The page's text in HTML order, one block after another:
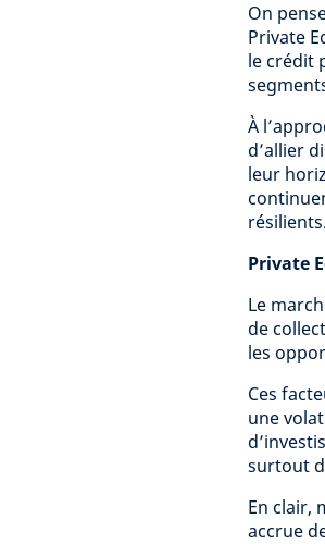
On
Private
le crédit
À
d’allier
leur
résilients.
Private
Le
de
les
Ces
une
surtout
En clair,
accrue